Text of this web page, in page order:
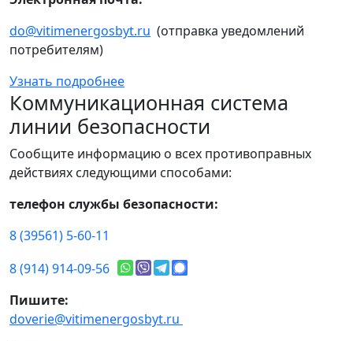
do@vitimenergosbyt.ru (отправка уведомлений
потребителям)
Узнать подробнее
Коммуникационная система
линии безопасности
Сообщите информацию о всех противоправных
действиях следующими способами:
телефон службы безопасности:
8 (39561) 5-60-11
8 (914) 914-09-56
Пишите:
doverie@vitimenergosbyt.ru